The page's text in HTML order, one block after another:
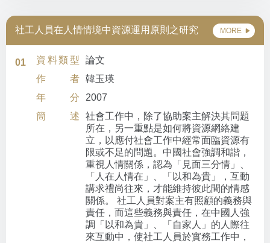
社工人員在人情情境中資源運用原則之研究 MORE
01 資料類型
論文
作者 韓玉瑛
年分
2007
簡述
社會工作中，除了協助案主解決其問題
所在，另一重點是如何將資源網絡建
立，以應付社會工作中經常面臨資源有
限或不足的問題。中國社會強調和諧，
重視人情關係，認為「見面三分情」、
「人在人情在」、「以和為貴」，互動
講求禮尚往來，才能維持彼此間的情感
關係。 社工人員對案主有照顧的義務與
責任，而這些義務與責任，在中國人強
調「以和為貴」、「自家人」的人際往
來互動中，使社工人員於實務工作中，